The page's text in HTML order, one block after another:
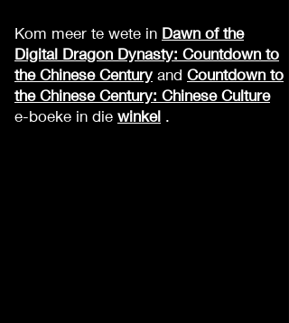
Kom meer te wete in Dawn of the
Digital Dragon Dynasty: Countdown to
the Chinese Century and Countdown to
the Chinese Century: Chinese Culture
e-boeke in die winkel .